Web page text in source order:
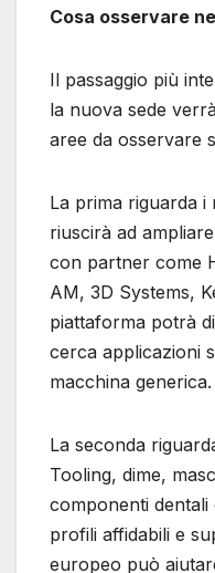
Cosa osservare
Il passaggio più
la nuova sede
aree da osservare
La prima riguarda i
riuscirà ad
con partner come
AM, 3D Systems,
piattaforma potrà
cerca applicazioni
macchina generica.
La seconda
Tooling, dime,
componenti
profili affidabili e
europeo può